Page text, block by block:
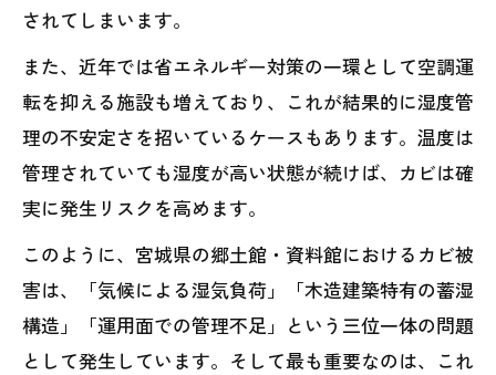
されてしまいます。
また、近年では省エネルギー対策の一環として空調運
転を抑える施設も増えており、これが結果的に湿度管
理の不安定さを招いているケースもあります。温度は
管理されていても湿度が高い状態が続けば、カビは確
実に発生リスクを高めます。
このように、宮城県の郷土館・資料館におけるカビ被
害は、「気候による湿気負荷」「木造建築特有の蓄湿
構造」「運用面での管理不足」という三位一体の問題
として発生しています。そして最も重要なのは、これ